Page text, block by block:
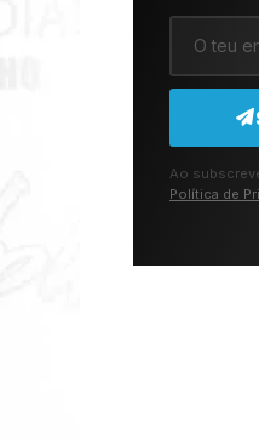
Ao
Política de